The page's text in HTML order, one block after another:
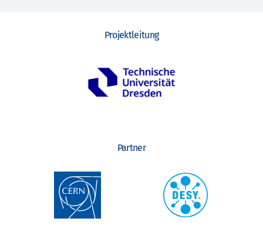
Projektleitung
Partner